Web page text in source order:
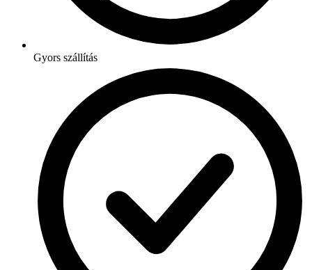
Gyors szállítás